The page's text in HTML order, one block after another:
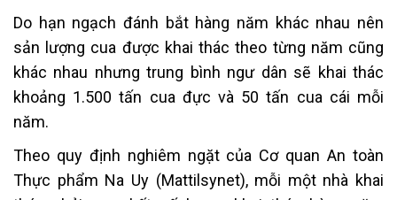
Do hạn ngạch đánh bắt hàng năm khác nhau nên
sản lượng cua được khai thác theo từng năm cũng
khác nhau nhưng trung bình ngư dân sẽ khai thác
khoảng 1.500 tấn cua đực và 50 tấn cua cái mỗi
năm.
Theo quy định nghiêm ngặt của Cơ quan An toàn
Thực phẩm Na Uy (Mattilsynet), mỗi một nhà khai